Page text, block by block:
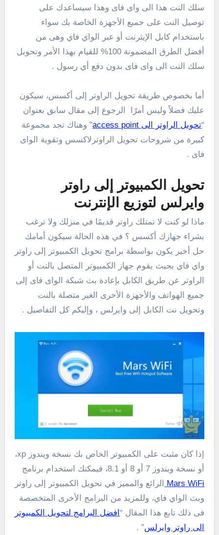
سلك النت هذا الى واى فاى وهذا سيساعدك على
توصيل النت على جميع الأجهزة الخاصة بك سواء
باستخدام كابل الإيثرنت أو عبر الواي فاي وهى من
أفضل الطرق المضمونة 100% للقيام بهذا الأمر وتحويل
سلك النت الى واى فاى بدون دفع أي رسول .
أما بخصوص طريقة تحويل الراوتر إلى أكسس، سيكون
عليك فضلاً وليس أمرًا الرجوع إلى مقال سابق بعنوان
“تحويل الراوتر الى access point
” وهناك تجد مجموعة
كبيرة من شروحات تحويل الراوترلاكسس وتقوية الواى
فاى .
تحويل الكمبيوتر إلى راوتر
وايرلس لتوزيع الإنترنت
ماذا لو كنت لا تمتلك راوتر قديمًا في منزلك ولا ترغب
بشراء جهازك أكسس ؟ في هذه الحالة سيكون أمامك
حل أخير يكون بواسطة برامج تحويل الكمبيوتر إلى راوتر
واي فاي بحيث يقوم جهاز الكمبيوتر المتصل بالنت أو
الراوتر عن طريق الكابل بإعادة بث شبكة الواى فاى إلى
جميع الهواتف والأجهزة الأخرى الغير متصلة بالنت
وتحويل نت الكابل إلى وايرلس ، وإليكم كل التفاصيل .
إذا كان مثبت على الكمبيوتر الخاص بك نسخة ويندوز xp،
أو نسخة ويندوز 7 أو 8 أو 8.1، فيمكنك استخدام برنامج
MarsWiFi
الرائع والمميز في تحويل الكمبيوتر إلى راوتر
وبث الواي فاي، وللمزيد من البرامج الأخرى المتخصصة
فى ذلك تابع هذا المقال “افضل البرامج لتحويل الكمبيوتر
الى راوتر وايرلس” .